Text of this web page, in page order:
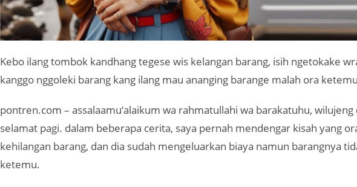
Kebo ilang tombok kandhang tegese wis kelangan barang, isih ngetokake
kanggo nggoleki barang kang ilang mau ananging barange malah ora
pontren.com – assalaamu’alaikum wa rahmatullahi wa barakatuhu, wilujeng
selamat pagi. dalam beberapa cerita, saya pernah mendengar kisah yang
kehilangan barang, dan dia sudah mengeluarkan biaya namun barangnya
ketemu.